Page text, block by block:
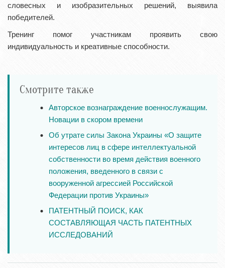
словесных и изобразительных решений, выявила
победителей.
Тренинг помог участникам проявить свою
индивидуальность и креативные способности.
Смотрите также
Авторское вознаграждение военнослужащим.
Новации в скором времени
Об утрате силы Закона Украины «О защите
интересов лиц в сфере интеллектуальной
собственности во время действия военного
положения, введенного в связи с
вооруженной агрессией Российской
Федерации против Украины»
ПАТЕНТНЫЙ ПОИСК, КАК
СОСТАВЛЯЮЩАЯ ЧАСТЬ ПАТЕНТНЫХ
ИССЛЕДОВАНИЙ